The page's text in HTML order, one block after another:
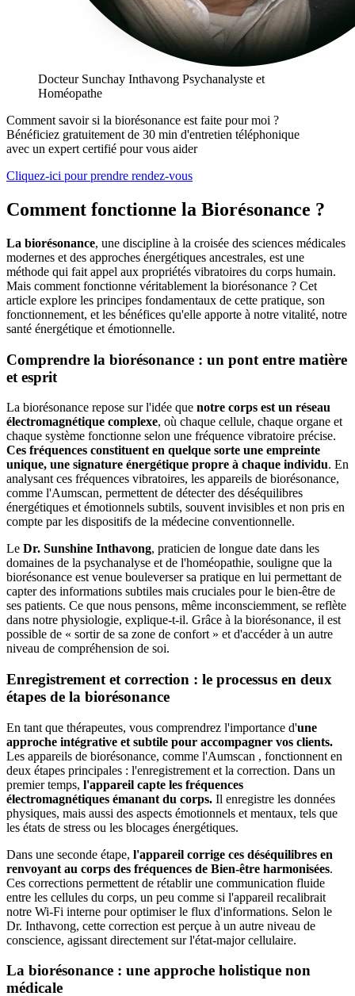
Docteur Sunchay Inthavong Psychanalyste et
Homéopathe
Comment savoir si la biorésonance est faite pour moi ?
Bénéficiez gratuitement de 30 min d'entretien téléphonique
avec un expert certifié pour vous aider
Cliquez-ici pour prendre rendez-vous
Comment fonctionne la Biorésonance ?
La biorésonance, une discipline à la croisée des sciences médicales
modernes et des approches énergétiques ancestrales, est une
méthode qui fait appel aux propriétés vibratoires du corps humain.
Mais comment fonctionne véritablement la biorésonance ? Cet
article explore les principes fondamentaux de cette pratique, son
fonctionnement, et les bénéfices qu'elle apporte à notre vitalité, notre
santé énergétique et émotionnelle.
Comprendre la biorésonance : un pont entre matière
et esprit
La biorésonance repose sur l'idée que notre corps est un réseau
électromagnétique complexe, où chaque cellule, chaque organe et
chaque système fonctionne selon une fréquence vibratoire précise.
Ces fréquences constituent en quelque sorte une empreinte
unique, une signature énergétique propre à chaque individu. En
analysant ces fréquences vibratoires, les appareils de biorésonance,
comme l'Aumscan, permettent de détecter des déséquilibres
énergétiques et émotionnels subtils, souvent invisibles et non pris en
compte par les dispositifs de la médecine conventionnelle.
Le Dr. Sunshine Inthavong, praticien de longue date dans les
domaines de la psychanalyse et de l'homéopathie, souligne que la
biorésonance est venue bouleverser sa pratique en lui permettant de
capter des informations subtiles mais cruciales pour le bien-être de
ses patients. Ce que nous pensons, même inconsciemment, se reflète
dans notre physiologie, explique-t-il. Grâce à la biorésonance, il est
possible de « sortir de sa zone de confort » et d'accéder à un autre
niveau de compréhension de soi.
Enregistrement et correction : le processus en deux
étapes de la biorésonance
En tant que thérapeutes, vous comprendrez l'importance d'une
approche intégrative et subtile pour accompagner vos clients.
Les appareils de biorésonance, comme l'Aumscan , fonctionnent en
deux étapes principales : l'enregistrement et la correction. Dans un
premier temps, l'appareil capte les fréquences
électromagnétiques émanant du corps. Il enregistre les données
physiques, mais aussi des aspects émotionnels et mentaux, tels que
les états de stress ou les blocages énergétiques.
Dans une seconde étape, l'appareil corrige ces déséquilibres en
renvoyant au corps des fréquences de Bien-être harmonisées.
Ces corrections permettent de rétablir une communication fluide
entre les cellules du corps, un peu comme si l'appareil recalibrait
notre Wi-Fi interne pour optimiser le flux d'informations. Selon le
Dr. Inthavong, cette correction est perçue à un autre niveau de
conscience, agissant directement sur l'état-major cellulaire.
La biorésonance : une approche holistique non
médicale